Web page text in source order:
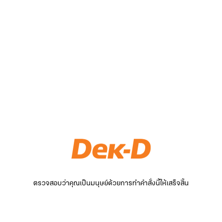
ตรวจสอบว่าคุณเป็นมนุษย์ด้วยการทำคำสั่งนี้ให้เสร็จสิ้น